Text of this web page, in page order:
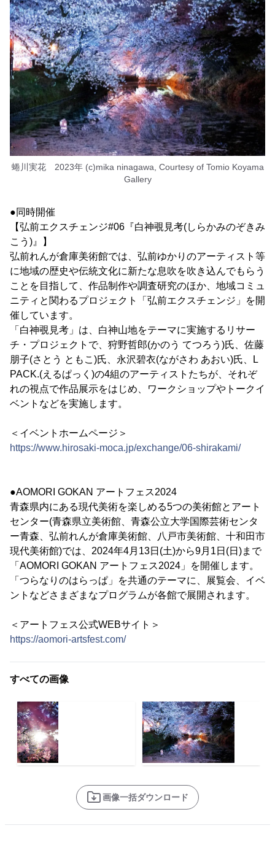
蜷川実花 2023年 (c)mika ninagawa, Courtesy of Tomio Koyama
Gallery
●同時開催
【弘前エクスチェンジ#06『白神覗見考(しらかみのぞきみ
こう)』】
弘前れんが倉庫美術館では、弘前ゆかりのアーティスト等
に地域の歴史や伝統文化に新たな息吹を吹き込んでもらう
ことを目指して、作品制作や調査研究のほか、地域コミュ
ニティと関わるプロジェクト「弘前エクスチェンジ」を開
催しています。
「白神覗見考」は、白神山地をテーマに実施するリサー
チ・プロジェクトで、狩野哲郎(かのう てつろう)氏、佐藤
朋子(さとう ともこ)氏、永沢碧衣(ながさわ あおい)氏、L
PACK.(えるぱっく)の4組のアーティストたちが、それぞ
れの視点で作品展示をはじめ、ワークショップやトークイ
ベントなどを実施します。
＜イベントホームページ＞
https://www.hirosaki-moca.jp/exchange/06-shirakami/
●AOMORI GOKAN アートフェス2024
青森県内にある現代美術を楽しめる5つの美術館とアート
センター(青森県立美術館、青森公立大学国際芸術センタ
ー青森、弘前れんが倉庫美術館、八戸市美術館、十和田市
現代美術館)では、2024年4月13日(土)から9月1日(日)まで
「AOMORI GOKAN アートフェス2024」を開催します。
「つらなりのはらっぱ」を共通のテーマに、展覧会、イベ
ントなどさまざまなプログラムが各館で展開されます。
＜アートフェス公式WEBサイト＞
https://aomori-artsfest.com/
すべての画像
画像一括ダウンロード